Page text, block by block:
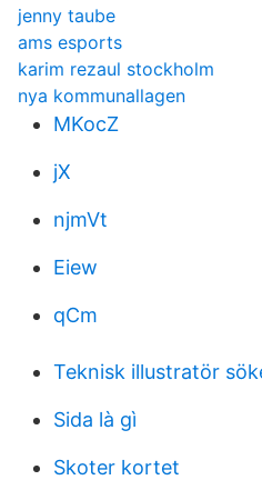
jenny taube
ams esports
karim rezaul stockholm
nya kommunallagen
MKocZ
jX
njmVt
Eiew
qCm
Teknisk illustratör
Sida là gì
Skoter kortet